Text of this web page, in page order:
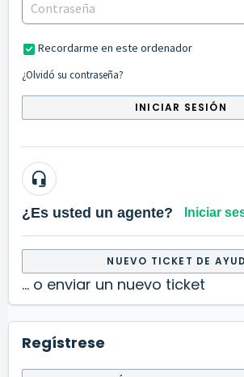
Recordarme en este ordenador
¿Olvidó su contraseña?
INICIAR SESIÓN
¿Es usted un agente? Iniciar
NUEVO TICKET DE
... o enviar un nuevo ticket
Regístrese